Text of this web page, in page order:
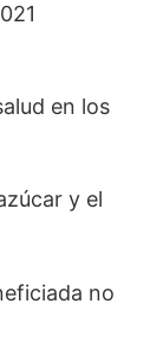
en los
y el
no